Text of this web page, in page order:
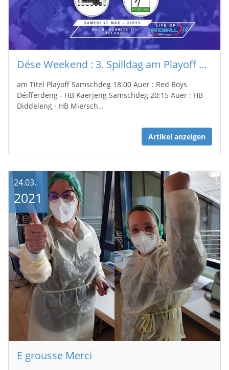
Dëse Weekend : 3. Spilldag am Playoff AXA League Hären
am Titel Playoff Samschdeg 18:00 Auer : Red Boys
Déifferdeng - HB Käerjeng Samschdeg 20:15 Auer : HB
Diddeleng - HB Miersch…
Artikel anzeigen
E grousse Merci
24.03.
2021